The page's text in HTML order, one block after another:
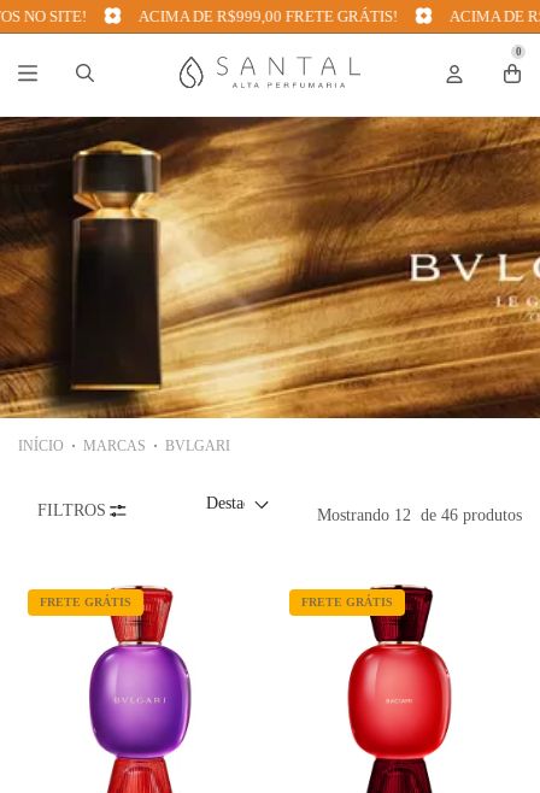
SITE! ACIMA DE R$999,00 FRETE GRÁTIS! ACIMA DE
0
INÍCIO MARCAS BVLGARI
FILTROS Mostrando 12 de 46 produtos
FRETE GRÁTIS FRETE GRÁTIS